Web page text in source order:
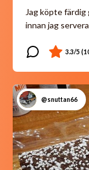
Jag köpte färdig
innan jag
@snuttan66